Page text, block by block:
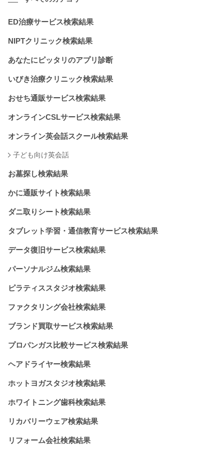
ED治療サービス検索結果
NIPTクリニック検索結果
あなたにピッタリのアプリ診断
いびき治療クリニック検索結果
おせち通販サービス検索結果
オンラインCSLサービス検索結果
オンライン英会話スクール検索結果
子ども向け英会話
お墓探し検索結果
かに通販サイト検索結果
ダニ取りシート検索結果
タブレット学習・通信教育サービス検索結果
データ復旧サービス検索結果
パーソナルジム検索結果
ピラティススタジオ検索結果
ファクタリング会社検索結果
ブランド買取サービス検索結果
プロパンガス比較サービス検索結果
ヘアドライヤー検索結果
ホットヨガスタジオ検索結果
ホワイトニング歯科検索結果
リカバリーウェア検索結果
リフォーム会社検索結果